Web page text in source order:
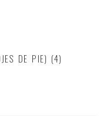
DE PIE) (4)